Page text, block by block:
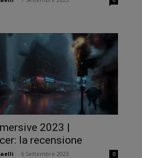
2023 |
la recensione
6 Settembre 2023 0